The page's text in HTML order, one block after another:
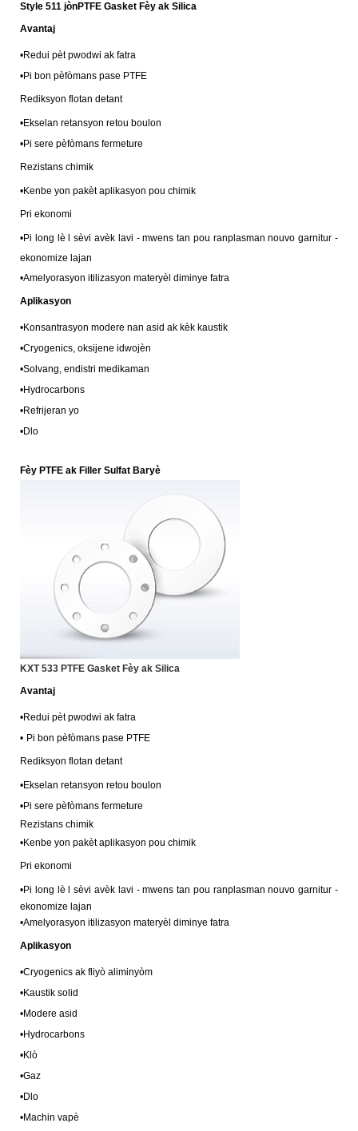
Style 511 jònPTFE Gasket Fèy ak Silica
Avantaj
•Redui pèt pwodwi ak fatra
•Pi bon pèfòmans pase PTFE
Rediksyon flotan detant
•Ekselan retansyon retou boulon
•Pi sere pèfòmans fermeture
Rezistans chimik
•Kenbe yon pakèt aplikasyon pou chimik
Pri ekonomi
•Pi long lè l sèvi avèk lavi - mwens tan pou ranplasman nouvo garnitur -
ekonomize lajan
•Amelyorasyon itilizasyon materyèl diminye fatra
Aplikasyon
•Konsantrasyon modere nan asid ak kèk kaustik
•Cryogenics, oksijene idwojèn
•Solvang, endistri medikaman
•Hydrocarbons
•Refrijeran yo
•Dlo
Fèy PTFE ak Filler Sulfat Baryè
KXT 533 PTFE Gasket Fèy ak Silica
Avantaj
•Redui pèt pwodwi ak fatra
• Pi bon pèfòmans pase PTFE
Rediksyon flotan detant
•Ekselan retansyon retou boulon
•Pi sere pèfòmans fermeture
Rezistans chimik
•Kenbe yon pakèt aplikasyon pou chimik
Pri ekonomi
•Pi long lè l sèvi avèk lavi - mwens tan pou ranplasman nouvo garnitur -
ekonomize lajan
•Amelyorasyon itilizasyon materyèl diminye fatra
Aplikasyon
•Cryogenics ak fliyò aliminyòm
•Kaustik solid
•Modere asid
•Hydrocarbons
•Klò
•Gaz
•Dlo
•Machin vapè